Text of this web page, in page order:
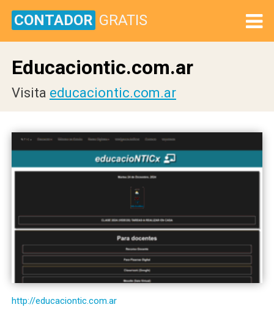
CONTADOR GRATIS
Educaciontic.com.ar
Visita educaciontic.com.ar
http://educaciontic.com.ar